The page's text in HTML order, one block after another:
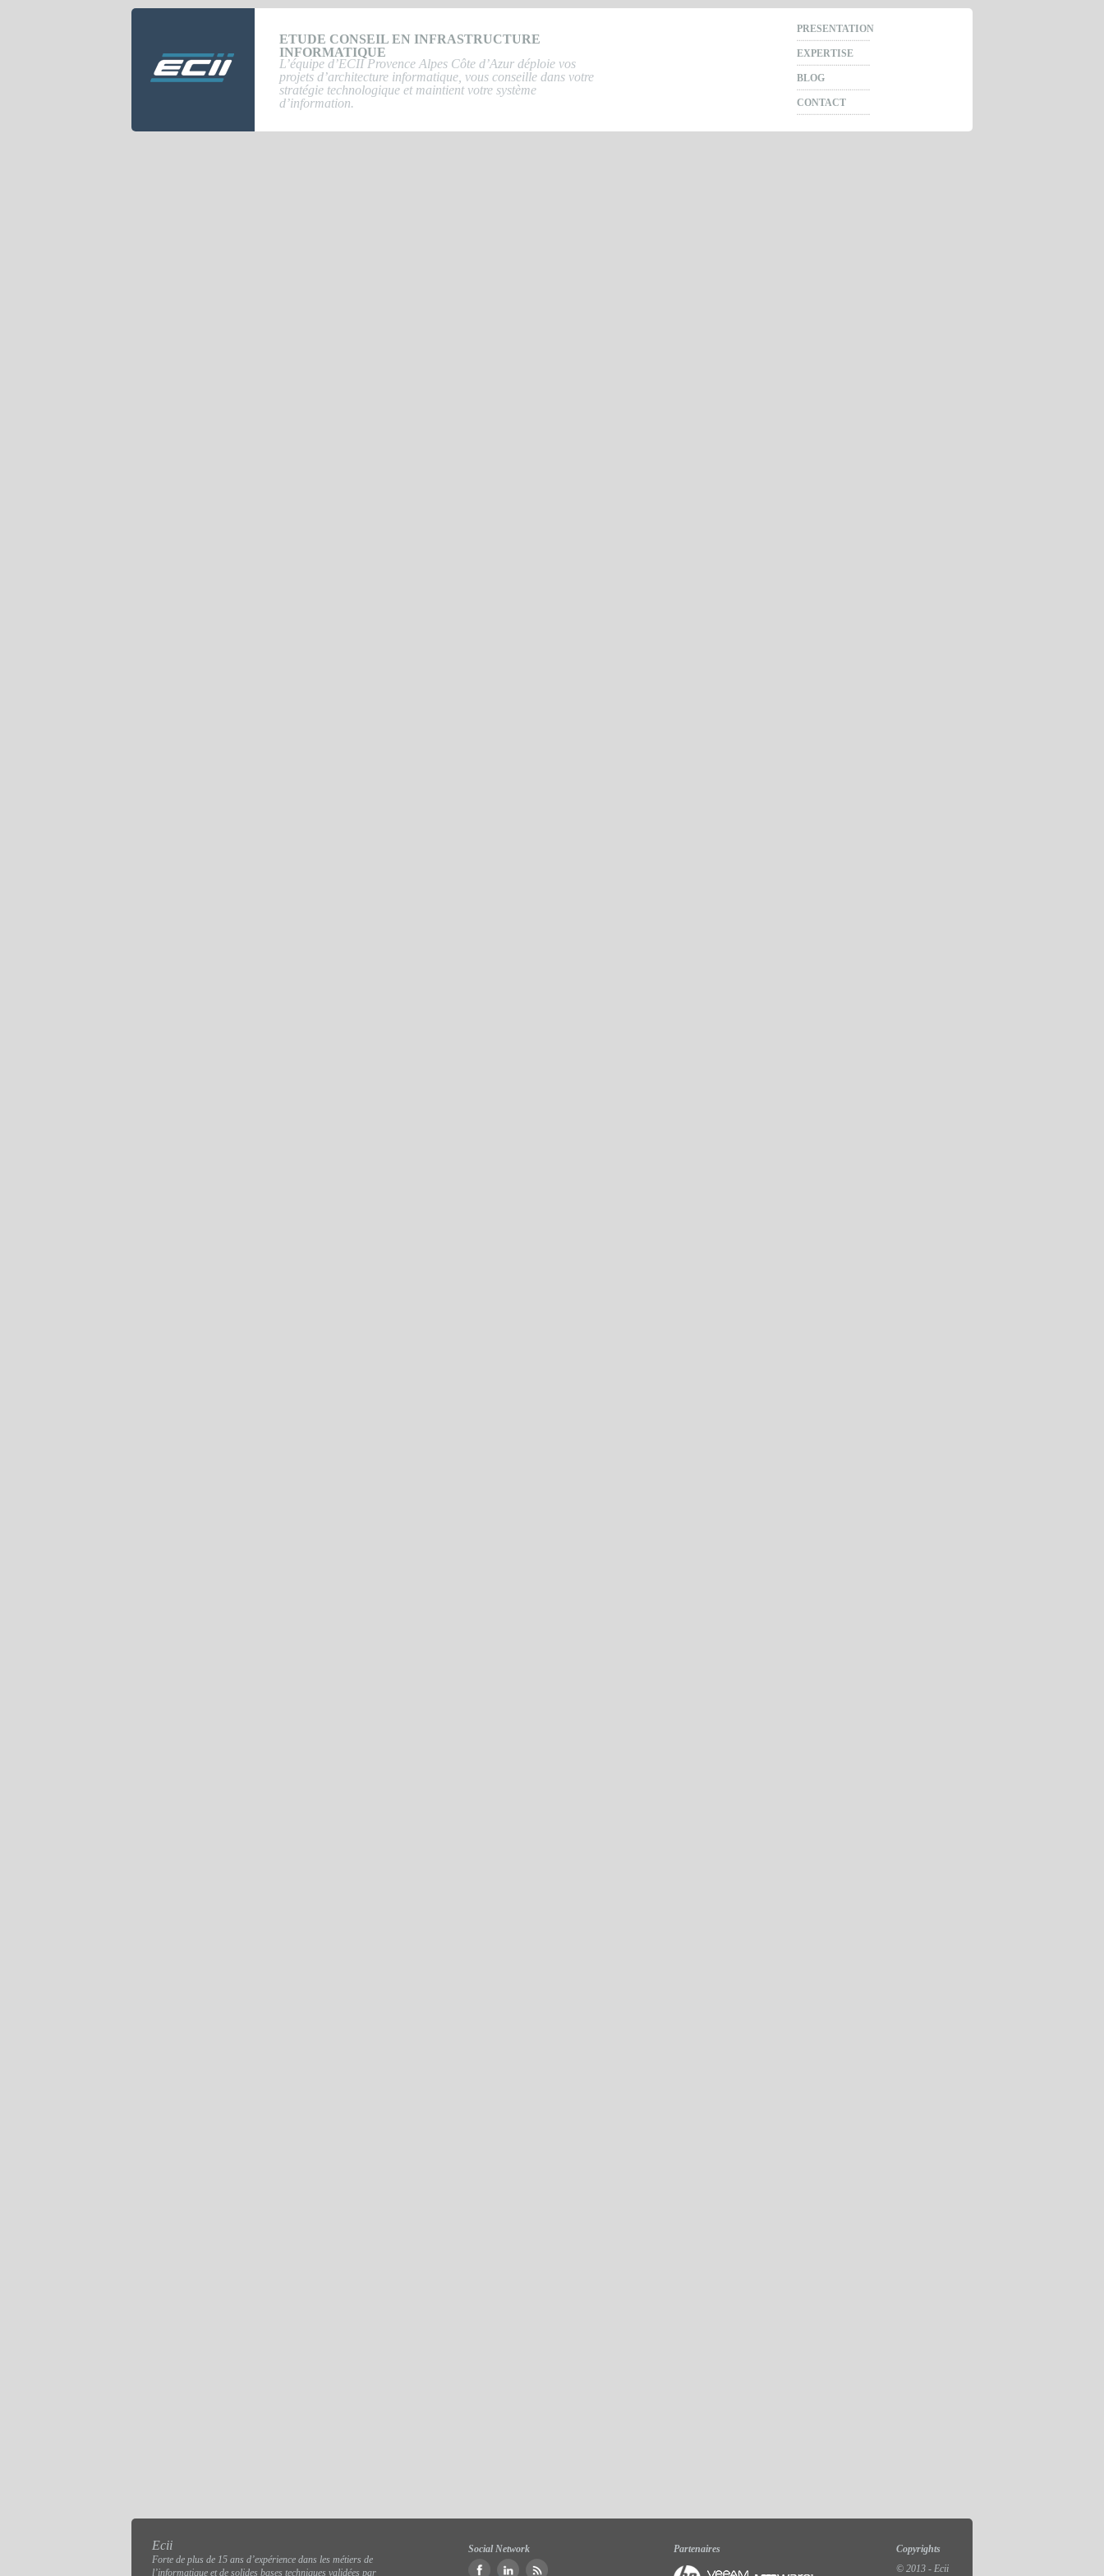
ETUDE CONSEIL EN INFRASTRUCTURE
INFORMATIQUE
L’équipe d’ECII Provence Alpes Côte d’Azur déploie vos
projets d’architecture informatique, vous conseille dans votre
stratégie technologique et maintient votre système
d’information.
Aller au
contenu
PRESENTATION
EXPERTISE
BLOG
CONTACT
Ecii
Forte de plus de 15 ans d’expérience dans les métiers de
l’informatique et de solides bases techniques validées par
Social Network Partenaires
Copyrights
© 2013 - Ecii